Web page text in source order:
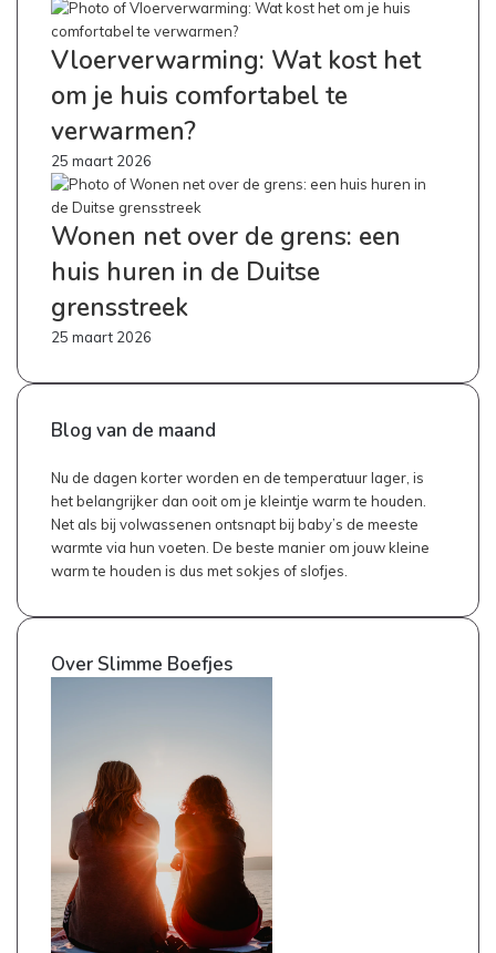
Vloerverwarming: Wat kost het
om je huis comfortabel te
verwarmen?
25 maart 2026
Wonen net over de grens: een
huis huren in de Duitse
grensstreek
25 maart 2026
Blog van de maand
Nu de dagen korter worden en de temperatuur lager, is
het belangrijker dan ooit om je kleintje warm te houden.
Net als bij volwassenen ontsnapt bij baby’s de meeste
warmte via hun voeten. De beste manier om jouw kleine
warm te houden is dus met sokjes of slofjes.
Over Slimme Boefjes